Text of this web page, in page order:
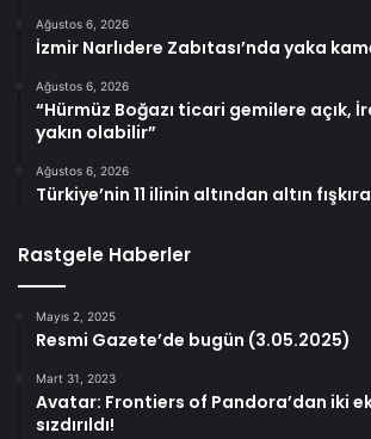
Ağustos 6, 2026
İzmir Narlıdere Zabıtası’nda yaka
Ağustos 6, 2026
“Hürmüz Boğazı ticari gemilere açık,
yakın olabilir”
Ağustos 6, 2026
Türkiye’nin 11 ilinin altından altın
Rastgele Haberler
Mayıs 2, 2025
Resmi Gazete’de bugün (3.05.2025)
Mart 31, 2023
Avatar: Frontiers of Pandora’dan iki
sızdırıldı!